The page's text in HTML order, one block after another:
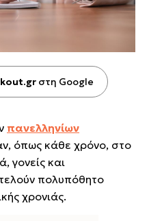
στη Google
πανελληνίων
όπως κάθε χρόνο, στο
γονείς και
πολυπόθητο
χρονιάς.